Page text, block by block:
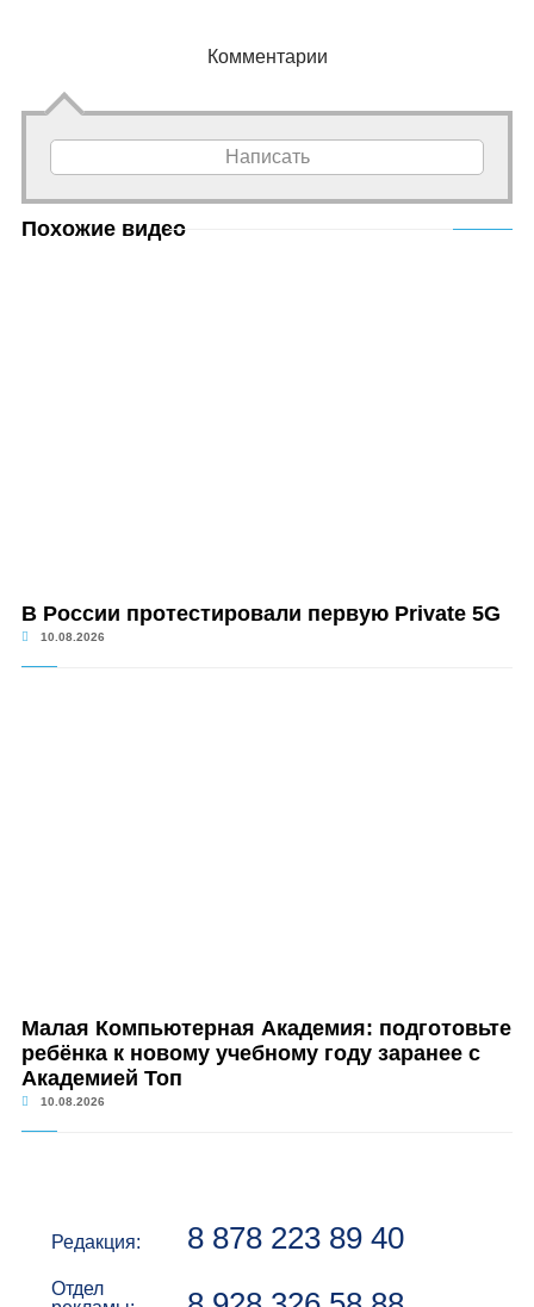
Комментарии
Написать
Похожие видео
В России протестировали первую Private 5G
10.08.2026
Малая Компьютерная Академия: подготовьте
ребёнка к новому учебному году заранее с
Академией Топ
10.08.2026
Редакция: 8 878 223 89 40
Отдел